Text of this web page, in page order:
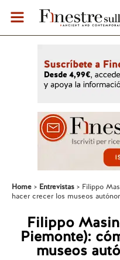
Home Entrevistas
Filippo
hacer crecer los museos
Filippo
Piemonte):
museos